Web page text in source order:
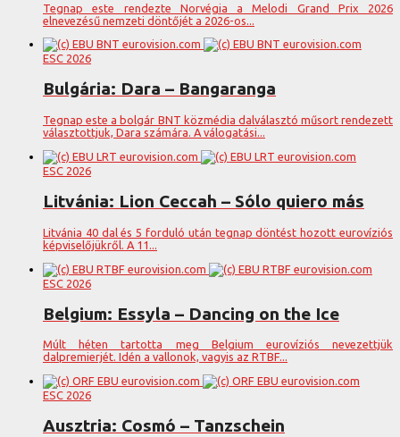
Tegnap este rendezte Norvégia a Melodi Grand Prix 2026
elnevezésű nemzeti döntőjét a 2026-os...
ESC 2026
Bulgária: Dara – Bangaranga
Tegnap este a bolgár BNT közmédia dalválasztó műsort rendezett
választottjuk, Dara számára. A válogatási...
ESC 2026
Litvánia: Lion Ceccah – Sólo quiero más
Litvánia 40 dal és 5 forduló után tegnap döntést hozott eurovíziós
képviselőjükről. A 11...
ESC 2026
Belgium: Essyla – Dancing on the Ice
Múlt héten tartotta meg Belgium eurovíziós nevezettjük
dalpremierjét. Idén a vallonok, vagyis az RTBF...
ESC 2026
Ausztria: Cosmó – Tanzschein